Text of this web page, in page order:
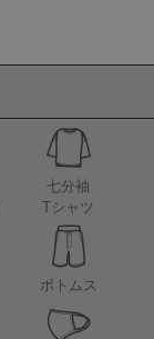
七分袖
Tシャツ
ボトムス